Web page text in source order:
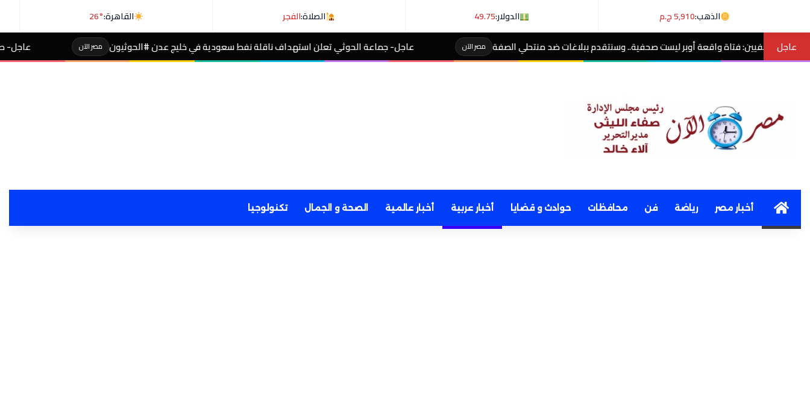
الذهب:5,910 ج.م الدولار:49.75 الصلاة:الفجر القاهرة:26°
عاجلأوبر ليست صحفية.. وسنتقدم ببلاغات ضد منتحلي الصفة مصر الآن عاجل- جماعة الحوثي تعلن استهداف ناقلة نفط سعودية في خليج عدن #الحوثيون مصر الآن عاجل- طالبة صاحبة مجموع 4% بالثانوية تفجر مفاجأة بعد التظلم
Homeأخبار مصر رياضة فن محافظات حوادث و قضايا أخبار عربية أخبار عالمية الصحة و الجمال تكنولوجيا